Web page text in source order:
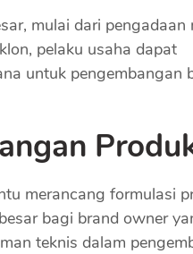
mulai dari pengadaan
pelaku usaha dapat
untuk pengembangan
merancang formulasi
bagi brand owner
teknis dalam